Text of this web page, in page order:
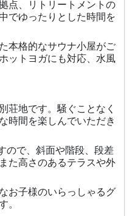
点、リトリートメントの
でゆったりとした時間を
本格的なサウナ小屋がご
ットヨガにも対応、水風
荘地です。騒ぐことなく
時間を楽しんでいただき
ので、斜面や階段、段差
た高さのあるテラスや外
お子様のいらっしゃるグ
。